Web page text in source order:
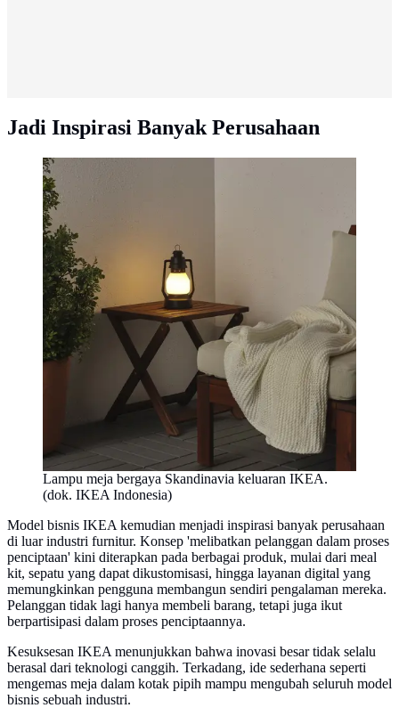
Jadi Inspirasi Banyak Perusahaan
Lampu meja bergaya Skandinavia keluaran IKEA.
(dok. IKEA Indonesia)
Model bisnis IKEA kemudian menjadi inspirasi banyak perusahaan
di luar industri furnitur. Konsep 'melibatkan pelanggan dalam proses
penciptaan' kini diterapkan pada berbagai produk, mulai dari meal
kit, sepatu yang dapat dikustomisasi, hingga layanan digital yang
memungkinkan pengguna membangun sendiri pengalaman mereka.
Pelanggan tidak lagi hanya membeli barang, tetapi juga ikut
berpartisipasi dalam proses penciptaannya.
Kesuksesan IKEA menunjukkan bahwa inovasi besar tidak selalu
berasal dari teknologi canggih. Terkadang, ide sederhana seperti
mengemas meja dalam kotak pipih mampu mengubah seluruh model
bisnis sebuah industri.